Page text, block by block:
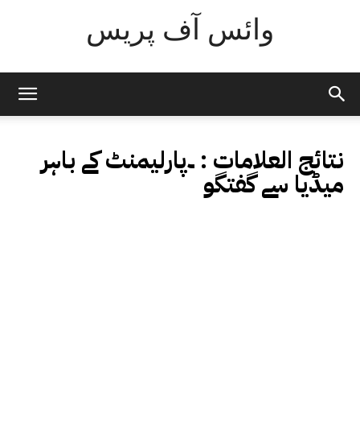
وائس آف پریس
نتائج العلامات : ۔پارلیمنٹ کے باہر
میڈیا سے گفتگو